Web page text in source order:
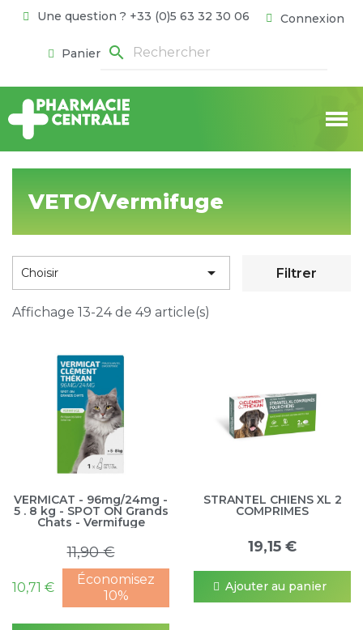
Une question ? +33 (0)5 63 32 30 06 Connexion
Panier search
VETO/Vermifuge
Choisir  Filtrer
Affichage 13-24 de 49 article(s)
VERMICAT - 96mg/24mg -
5 . 8 kg - SPOT ON Grands
Chats - Vermifuge
11,90 €
10,71 €
Économisez
10%
STRANTEL CHIENS XL 2
COMPRIMES
19,15 €
Ajouter au panier